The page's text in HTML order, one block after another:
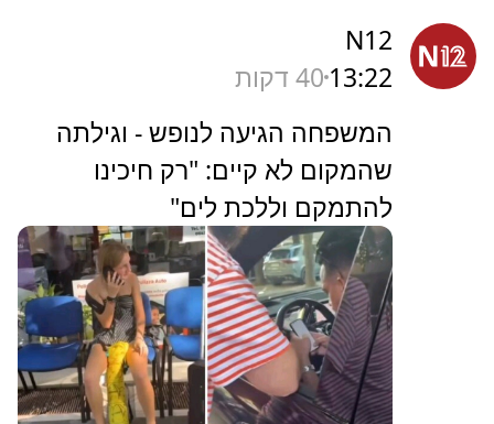
N12
13:22 40 דקות
המשפחה הגיעה לנופש - וגילתה
שהמקום לא קיים: "רק חיכינו
להתמקם וללכת לים"